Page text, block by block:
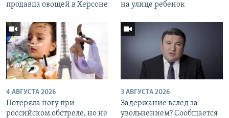
продавца овощей в Херсоне
на улице ребенок
4 АВГУСТА 2026
Потеряла ногу при
российском обстреле, но не
3 АВГУСТА 2026
Задержание вслед за
увольнением? Сообщается